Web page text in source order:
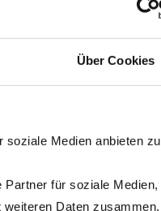
Über Cookies
Medien anbieten
für soziale Medien,
Daten
и регулятором
укладкой в один
интерфейсом
условий